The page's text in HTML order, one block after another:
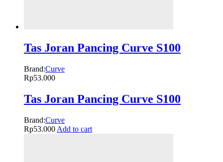
Tas Joran Pancing Curve S100
Brand:Curve
Rp53.000
Tas Joran Pancing Curve S100
Brand:Curve
Rp53.000 Add to cart